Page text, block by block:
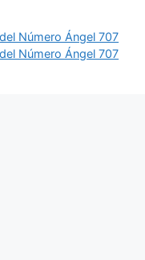
Número Ángel 707
Número Ángel 707